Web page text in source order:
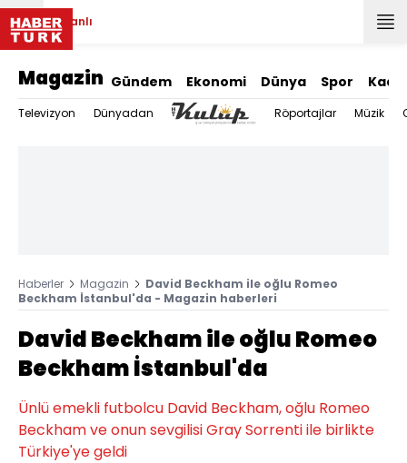
Canlı
Magazin Gündem Ekonomi Dünya Spor
Televizyon Dünyadan Röportajlar Müzik
Haberler Magazin
David Beckham ile oğlu Romeo
Beckham İstanbul'da - Magazin haberleri
David Beckham ile oğlu Romeo
Beckham İstanbul'da
Ünlü emekli futbolcu David Beckham, oğlu Romeo
Beckham ve onun sevgilisi Gray Sorrenti ile birlikte
Türkiye'ye geldi